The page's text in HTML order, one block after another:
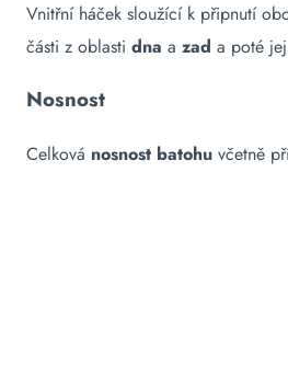
Vnitřní háček sloužící k připnutí
části z oblasti dna a zad a poté jej
Nosnost
Celková nosnost batohu včetně